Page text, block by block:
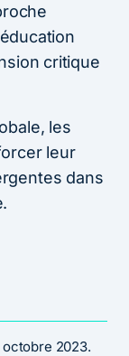
critique
les
leur
dans
2023.